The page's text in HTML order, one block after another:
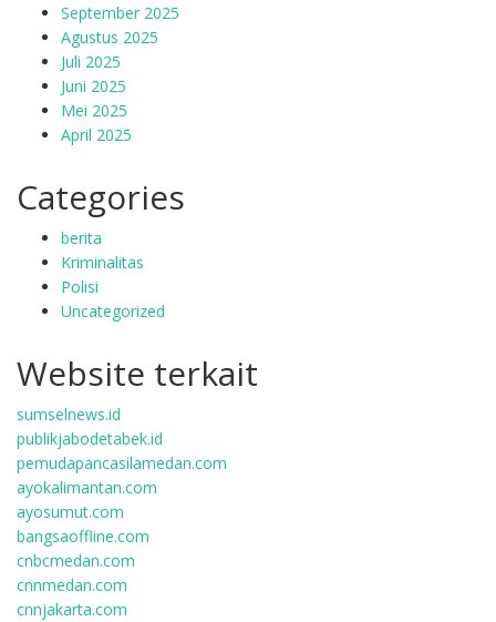
September 2025
Agustus 2025
Juli 2025
Juni 2025
Mei 2025
April 2025
Categories
berita
Kriminalitas
Polisi
Uncategorized
Website terkait
sumselnews.id
publikjabodetabek.id
pemudapancasilamedan.com
ayokalimantan.com
ayosumut.com
bangsaoffline.com
cnbcmedan.com
cnnmedan.com
cnnjakarta.com